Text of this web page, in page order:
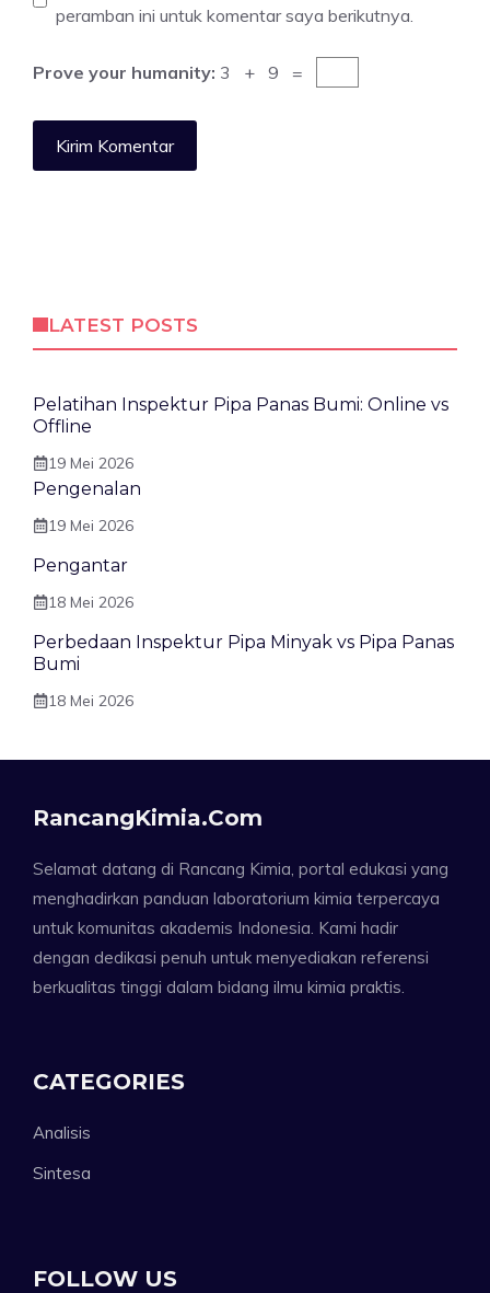
peramban ini untuk komentar saya berikutnya.
Prove your humanity: 3 + 9 =
LATEST POSTS
Pelatihan Inspektur Pipa Panas Bumi: Online vs
Offline
19 Mei 2026
Pengenalan
19 Mei 2026
Pengantar
18 Mei 2026
Perbedaan Inspektur Pipa Minyak vs Pipa Panas
Bumi
18 Mei 2026
RancangKimia.com
Selamat datang di Rancang Kimia, portal edukasi yang
menghadirkan panduan laboratorium kimia terpercaya
untuk komunitas akademis Indonesia. Kami hadir
dengan dedikasi penuh untuk menyediakan referensi
berkualitas tinggi dalam bidang ilmu kimia praktis.
CATEGORIES
Analisis
Sintesa
FOLLOW US